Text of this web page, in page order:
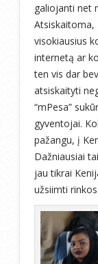
galiojanti net
Atsiskaitoma,
visokiausius
internetą ar
ten vis dar
atsiskaityti
“mPesa”
gyventojai.
pažangu, į
Dažniausiai
jau tikrai
užsiimti